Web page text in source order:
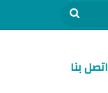
اتصل بنا